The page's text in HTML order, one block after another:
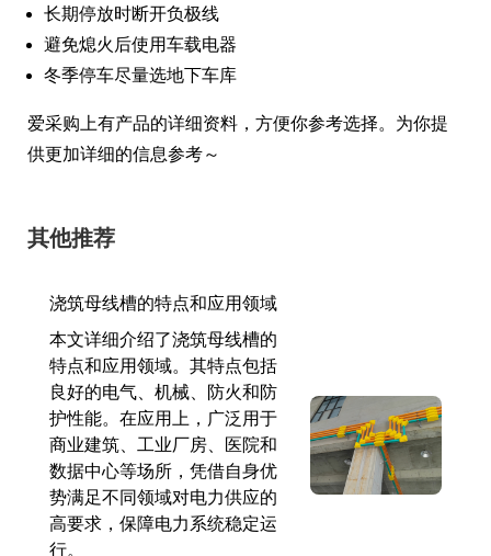
长期停放时断开负极线
避免熄火后使用车载电器
冬季停车尽量选地下车库
爱采购上有产品的详细资料，方便你参考选择。为你提
供更加详细的信息参考～
其他推荐
浇筑母线槽的特点和应用领域
本文详细介绍了浇筑母线槽的
特点和应用领域。其特点包括
良好的电气、机械、防火和防
护性能。在应用上，广泛用于
商业建筑、工业厂房、医院和
数据中心等场所，凭借自身优
势满足不同领域对电力供应的
高要求，保障电力系统稳定运
行。